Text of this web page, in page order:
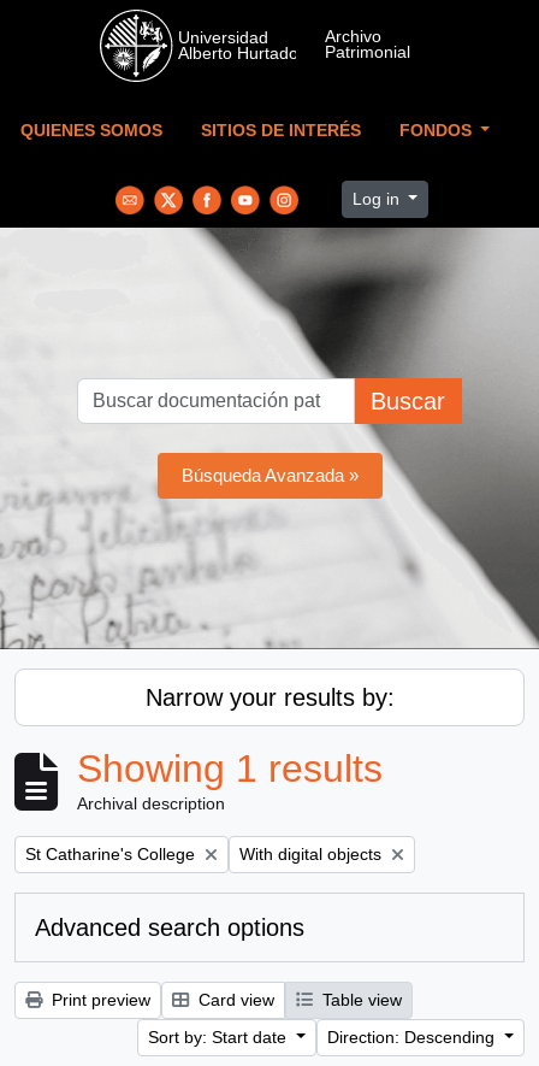
Skip to main content
QUIENES SOMOS SITIOS DE INTERÉS FONDOS
Log in
Buscar
Búsqueda Avanzada »
Narrow your results by:
Showing 1 results
Archival description
Remove filter:
St Catharine's College Remove filter:
With digital objects
Advanced search options
Print preview Card view
Table view
Sort by: Start date
Direction: Descending